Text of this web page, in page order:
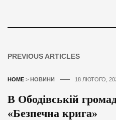
PREVIOUS ARTICLES
HOME > НОВИНИ 18 ЛЮТОГО,
В Ободівській
«Безпечна крига»